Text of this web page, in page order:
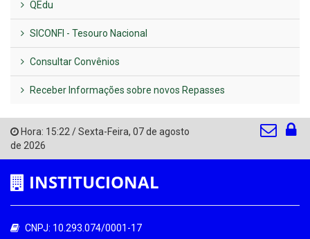
QEdu
SICONFI - Tesouro Nacional
Consultar Convênios
Receber Informações sobre novos Repasses
Hora: 15:22/Sexta-Feira, 07 de agosto
de 2026
INSTITUCIONAL
CNPJ: 10.293.074/0001-17